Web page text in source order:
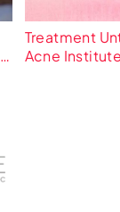
Treatment
Acne